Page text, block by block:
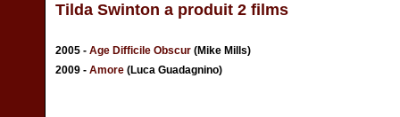
Tilda Swinton a produit 2 films
2005 - Age Difficile Obscur (Mike Mills)
2009 - Amore (Luca Guadagnino)